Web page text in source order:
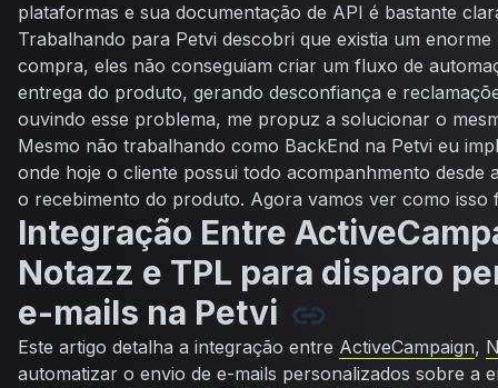
plataformas e sua documentação de API é bastante
Trabalhando para Petvi descobri que existia um
compra, eles não conseguiam criar um fluxo de
entrega do produto, gerando desconfiança e
ouvindo esse problema, me propuz a solucionar o
Mesmo não trabalhando como BackEnd na Petvi eu
onde hoje o cliente possui todo acompanhmento desde
o recebimento do produto. Agora vamos ver como isso
Integração Entre
Notazz e TPL para disparo
e-mails na Petvi
Este artigo detalha a integração entre ActiveCampaign,
automatizar o envio de e-mails personalizados sobre a